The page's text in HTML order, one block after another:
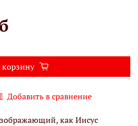
Добавить в сравнение
как Иисус